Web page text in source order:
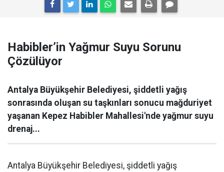
Habibler’in Yağmur Suyu Sorunu
Çözülüyor
Antalya Büyükşehir Belediyesi, şiddetli yağış
sonrasında oluşan su taşkınları sonucu mağduriyet
yaşanan Kepez Habibler Mahallesi'nde yağmur suyu
drenaj...
Antalya Büyükşehir Belediyesi, şiddetli yağış